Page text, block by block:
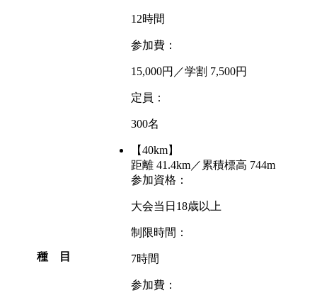
種 目
12時間
参加費：
15,000円／学割 7,500円
定員：
300名
【40km】
距離 41.4km／累積標高 744m
参加資格：
大会当日18歳以上
制限時間：
7時間
参加費：